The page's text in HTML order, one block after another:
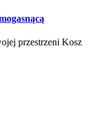
przestrzeni Kosz